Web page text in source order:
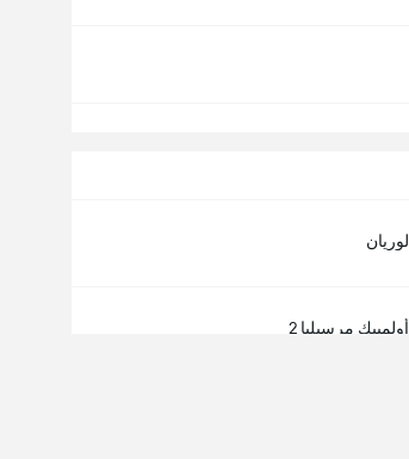
لوريان
أولمبيك مرسيليا 2